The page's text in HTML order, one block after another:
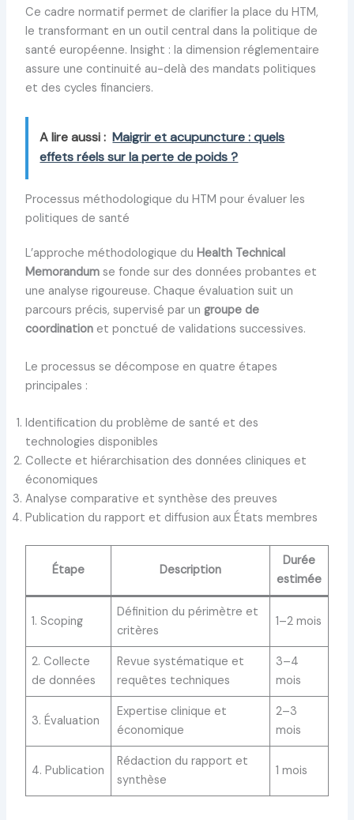
Ce cadre normatif permet de clarifier la place du HTM,
le transformant en un outil central dans la politique de
santé européenne. Insight : la dimension réglementaire
assure une continuité au-delà des mandats politiques
et des cycles financiers.
A lire aussi : Maigrir et acupuncture : quels
effets réels sur la perte de poids ?
Processus méthodologique du HTM pour évaluer les
politiques de santé
L’approche méthodologique du Health Technical
Memorandumse fonde sur des données probantes et
une analyse rigoureuse. Chaque évaluation suit un
parcours précis, supervisé par un groupe de
coordinationet ponctué de validations successives.
Le processus se décompose en quatre étapes
principales :
Identification du problème de santé et des
technologies disponibles
Collecte et hiérarchisation des données cliniques et
économiques
Analyse comparative et synthèse des preuves
Publication du rapport et diffusion aux États membres
Étape Description
Durée
estimée
1. Scoping
Définition du périmètre et
critères
1–2 mois
2. Collecte
de données
Revue systématique et
requêtes techniques
3–4
mois
3. Évaluation
Expertise clinique et
économique
2–3
mois
4. Publication
Rédaction du rapport et
synthèse
1 mois